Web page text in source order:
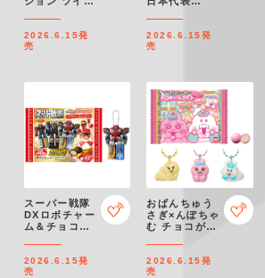
2026.6.15発
売
2026.6.15発
売
スーパー戦隊
DXロボチャー
ム＆チョコボ
2026.6.15発
売
おぱんちゅう
さぎ×んぽちゃ
む チョコがけ
2026.6.15発
売